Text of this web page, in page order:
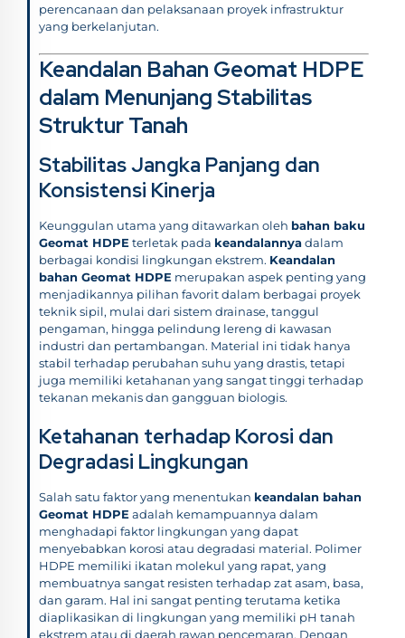
perencanaan dan pelaksanaan proyek infrastruktur
yang berkelanjutan.
Keandalan Bahan Geomat HDPE
dalam Menunjang Stabilitas
Struktur Tanah
Stabilitas Jangka Panjang dan
Konsistensi Kinerja
Keunggulan utama yang ditawarkan oleh bahan baku
Geomat HDPE terletak pada keandalannyadalam
berbagai kondisi lingkungan ekstrem. Keandalan
bahan Geomat HDPE merupakan aspek penting yang
menjadikannya pilihan favorit dalam berbagai proyek
teknik sipil, mulai dari sistem drainase, tanggul
pengaman, hingga pelindung lereng di kawasan
industri dan pertambangan. Material ini tidak hanya
stabil terhadap perubahan suhu yang drastis, tetapi
juga memiliki ketahanan yang sangat tinggi terhadap
tekanan mekanis dan gangguan biologis.
Ketahanan terhadap Korosi dan
Degradasi Lingkungan
Salah satu faktor yang menentukan keandalan bahan
Geomat HDPE adalah kemampuannya dalam
menghadapi faktor lingkungan yang dapat
menyebabkan korosi atau degradasi material. Polimer
HDPE memiliki ikatan molekul yang rapat, yang
membuatnya sangat resisten terhadap zat asam, basa,
dan garam. Hal ini sangat penting terutama ketika
diaplikasikan di lingkungan yang memiliki pH tanah
ekstrem atau di daerah rawan pencemaran. Dengan